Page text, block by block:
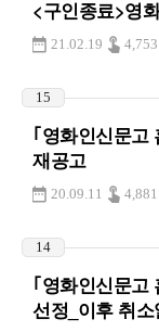
<구인종료>영
21.02.19 4,753
15
｢영화인신문고
재공고
20.09.11 4,881
14
｢영화인신문고
선정_이후 취소